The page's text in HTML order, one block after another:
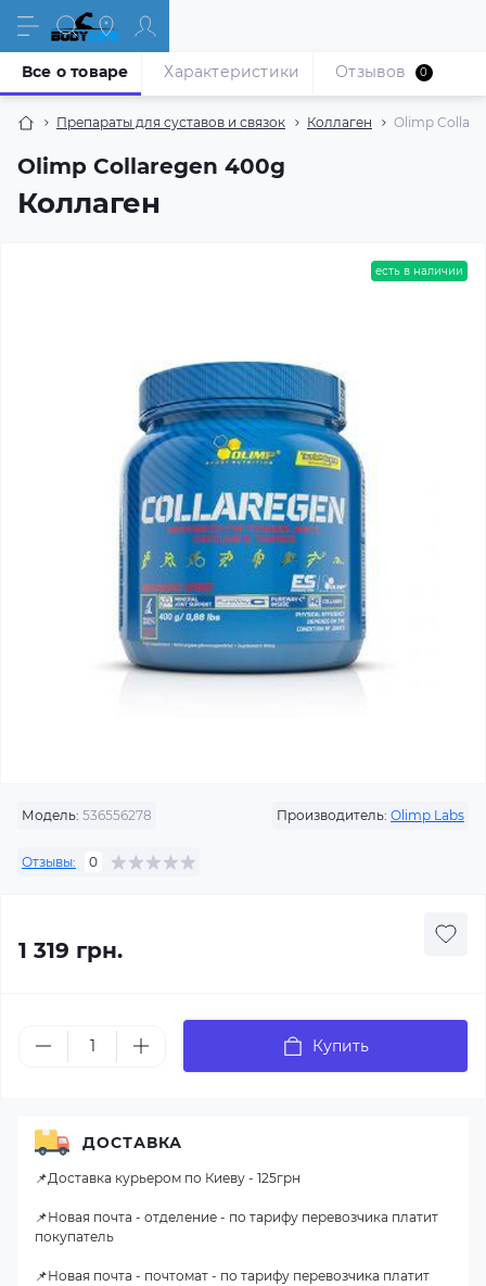
Препараты для суставов и связок Коллаген Olimp
Olimp Collaregen 400g
Коллаген
Все о товаре Характеристики Отзывов 0
есть в наличии
Модель: 536556278 Производитель: Olimp Labs
Отзывы: 0
1 319 грн.
Купить
ДОСТАВКА
📌Доставка курьером по Киеву - 125грн
📌Новая почта - отделение - по тарифу перевозчика платит
покупатель
📌Новая почта - почтомат - по тарифу перевозчика платит